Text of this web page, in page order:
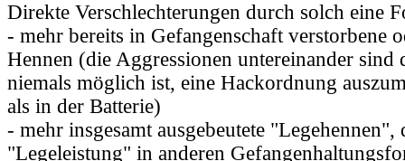
Direkte Verschlechterungen durch solch eine
- mehr bereits in Gefangenschaft verstorbene
Hennen (die Aggressionen untereinander sind
niemals möglich ist, eine Hackordnung
als in der Batterie)
- mehr insgesamt ausgebeutete "Legehennen",
"Legeleistung" in anderen